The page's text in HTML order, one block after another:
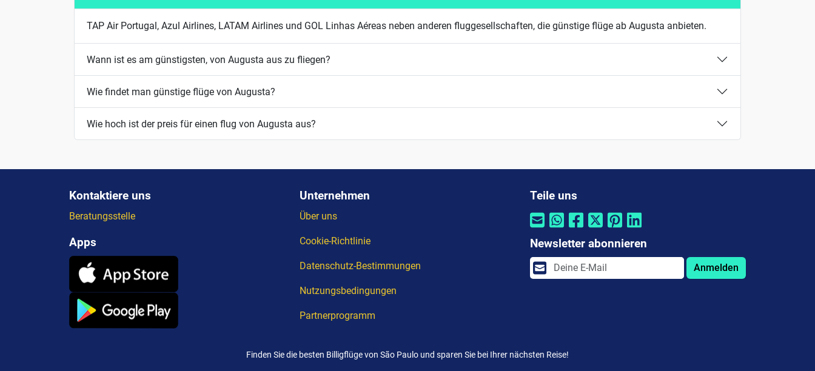
TAP Air Portugal, Azul Airlines, LATAM Airlines und GOL Linhas Aéreas neben anderen fluggesellschaften, die günstige flüge ab Augusta anbieten.
Wann ist es am günstigsten, von Augusta aus zu fliegen?
Wie findet man günstige flüge von Augusta?
Wie hoch ist der preis für einen flug von Augusta aus?
Kontaktiere uns
Beratungsstelle
Apps
Unternehmen
Über uns
Cookie-Richtlinie
Datenschutz-Bestimmungen
Nutzungsbedingungen
Partnerprogramm
Teile uns
Newsletter abonnieren
Anmelden
Finden Sie die besten Billigflüge von São Paulo und sparen Sie bei Ihrer nächsten Reise!